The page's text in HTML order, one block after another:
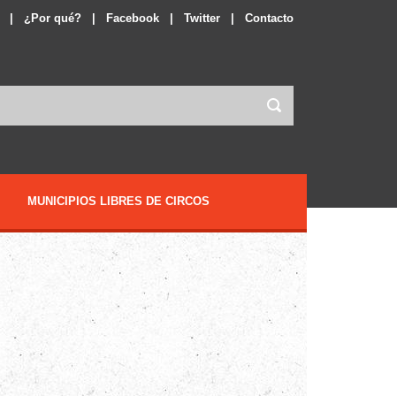
¿Por qué? Facebook Twitter Contacto
MUNICIPIOS LIBRES DE CIRCOS